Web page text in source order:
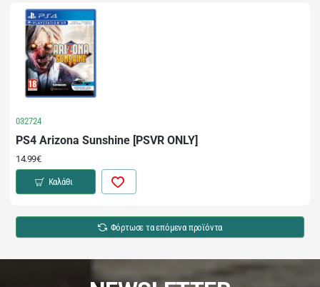
032724
PS4 Arizona Sunshine [PSVR ONLY]
14.99€
Καλάθι
Φόρτωσε τα επόμενα προϊόντα